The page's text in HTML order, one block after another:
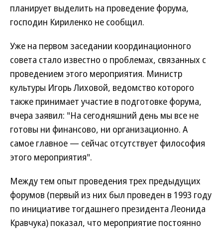
планирует выделить на проведение форума,
господин Кириленко не сообщил.
Уже на первом заседании координационного
совета стало известно о проблемах, связанных с
проведением этого мероприятия. Министр
культуры Игорь Лиховой, ведомство которого
также принимает участие в подготовке форума,
вчера заявил: "На сегодняшний день мы все не
готовы ни финансово, ни организационно. А
самое главное — сейчас отсутствует философия
этого мероприятия".
Между тем опыт проведения трех предыдущих
форумов (первый из них был проведен в 1993 году
по инициативе тогдашнего президента Леонида
Кравчука) показал, что мероприятие постоянно